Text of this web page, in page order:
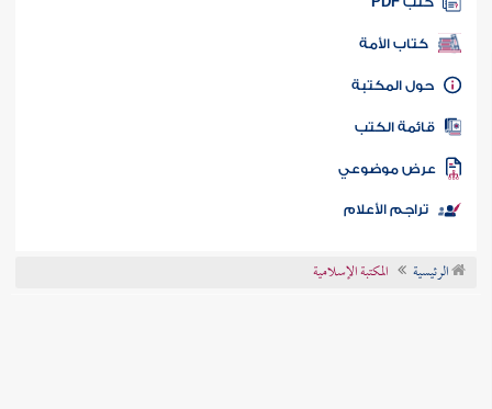
كتب PDF
كتاب الأمة
المكتبة
الكتب
موضوعي
تراجم الأعلام
الرئيسية المكتبة الإسلامية